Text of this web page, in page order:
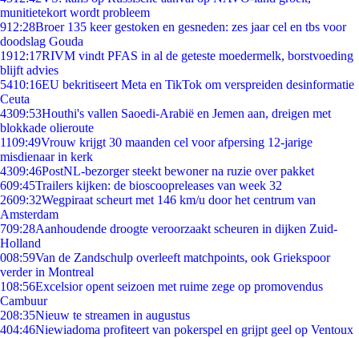
munitietekort wordt probleem
912:28Broer 135 keer gestoken en gesneden: zes jaar cel en tbs voor
doodslag Gouda
1912:17RIVM vindt PFAS in al de geteste moedermelk, borstvoeding
blijft advies
5410:16EU bekritiseert Meta en TikTok om verspreiden desinformatie
Ceuta
4309:53Houthi's vallen Saoedi-Arabië en Jemen aan, dreigen met
blokkade olieroute
1109:49Vrouw krijgt 30 maanden cel voor afpersing 12-jarige
misdienaar in kerk
4309:46PostNL-bezorger steekt bewoner na ruzie over pakket
609:45Trailers kijken: de bioscoopreleases van week 32
2609:32Wegpiraat scheurt met 146 km/u door het centrum van
Amsterdam
709:28Aanhoudende droogte veroorzaakt scheuren in dijken Zuid-
Holland
008:59Van de Zandschulp overleeft matchpoints, ook Griekspoor
verder in Montreal
108:56Excelsior opent seizoen met ruime zege op promovendus
Cambuur
208:35Nieuw te streamen in augustus
404:46Niewiadoma profiteert van pokerspel en grijpt geel op Ventoux